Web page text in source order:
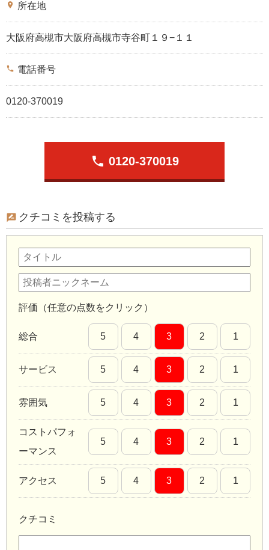
place 所在地
大阪府高槻市大阪府高槻市寺谷町１９−１１
phone 電話番号
0120-370019
phone 0120-370019
クチコミを投稿する
評価（任意の点数をクリック）
総合 5 4 3 2 1
サービス 5 4 3 2 1
雰囲気 5 4 3 2 1
コストパフォ
ーマンス
5 4 3 2 1
アクセス 5 4 3 2 1
クチコミ